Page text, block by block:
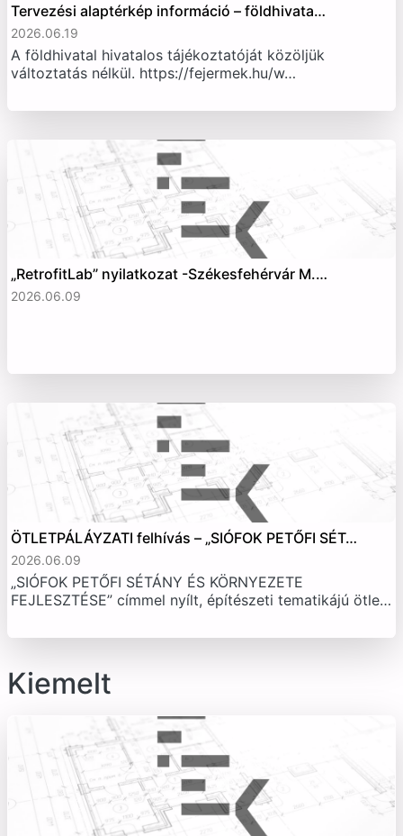
Tervezési alaptérkép információ – földhivata…
2026.06.19
A földhivatal hivatalos tájékoztatóját közöljük
változtatás nélkül. https://fejermek.hu/w…
„RetrofitLab” nyilatkozat -Székesfehérvár M.…
2026.06.09
ÖTLETPÁLÁYZATI felhívás – „SIÓFOK PETŐFI SÉT…
2026.06.09
„SIÓFOK PETŐFI SÉTÁNY ÉS KÖRNYEZETE
FEJLESZTÉSE” címmel nyílt, építészeti tematikájú ötle…
Kiemelt